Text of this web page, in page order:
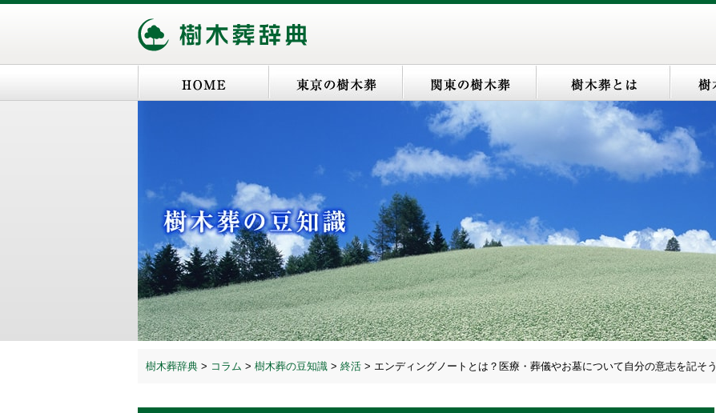
樹木葬辞典 > コラム > 樹木葬の豆知識 > 終活 > エンディングノートとは？医療・葬儀やお墓について自分の意志を記そう